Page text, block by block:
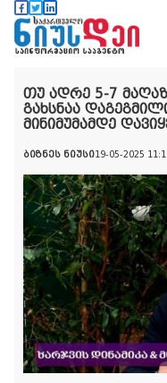
თუ ადრე 5-7
გახსნაა
მინიმუმამდე
ბიზნეს ნიუსი19-05-2025